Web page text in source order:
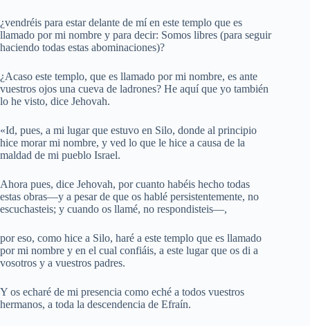
¿vendréis para estar delante de mí en este templo que es
llamado por mi nombre y para decir: Somos libres (para seguir
haciendo todas estas abominaciones)?
¿Acaso este templo, que es llamado por mi nombre, es ante
vuestros ojos una cueva de ladrones? He aquí que yo también
lo he visto, dice Jehovah.
«Id, pues, a mi lugar que estuvo en Silo, donde al principio
hice morar mi nombre, y ved lo que le hice a causa de la
maldad de mi pueblo Israel.
Ahora pues, dice Jehovah, por cuanto habéis hecho todas
estas obras—y a pesar de que os hablé persistentemente, no
escuchasteis; y cuando os llamé, no respondisteis—,
por eso, como hice a Silo, haré a este templo que es llamado
por mi nombre y en el cual confiáis, a este lugar que os di a
vosotros y a vuestros padres.
Y os echaré de mi presencia como eché a todos vuestros
hermanos, a toda la descendencia de Efraín.